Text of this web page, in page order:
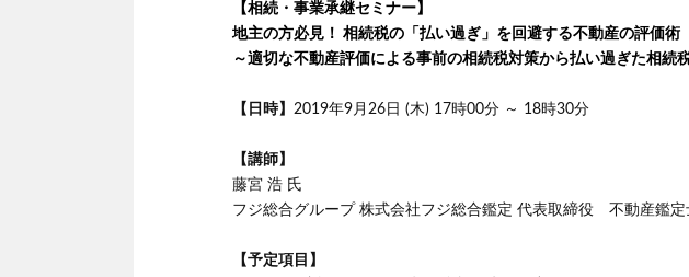
【相続・事業承継セミナー】
地主の方必見！ 相続税の「払い過ぎ」を回避する不動産の評価術
～適切な不動産評価による事前の相続税対策から払い過ぎた相
【日時】 2019年9月26日 (木) 17時00分 ～ 18時30分
【講師】
藤宮 浩 氏
フジ総合グループ 株式会社フジ総合鑑定 代表取締役 不動産鑑定
【予定項目】